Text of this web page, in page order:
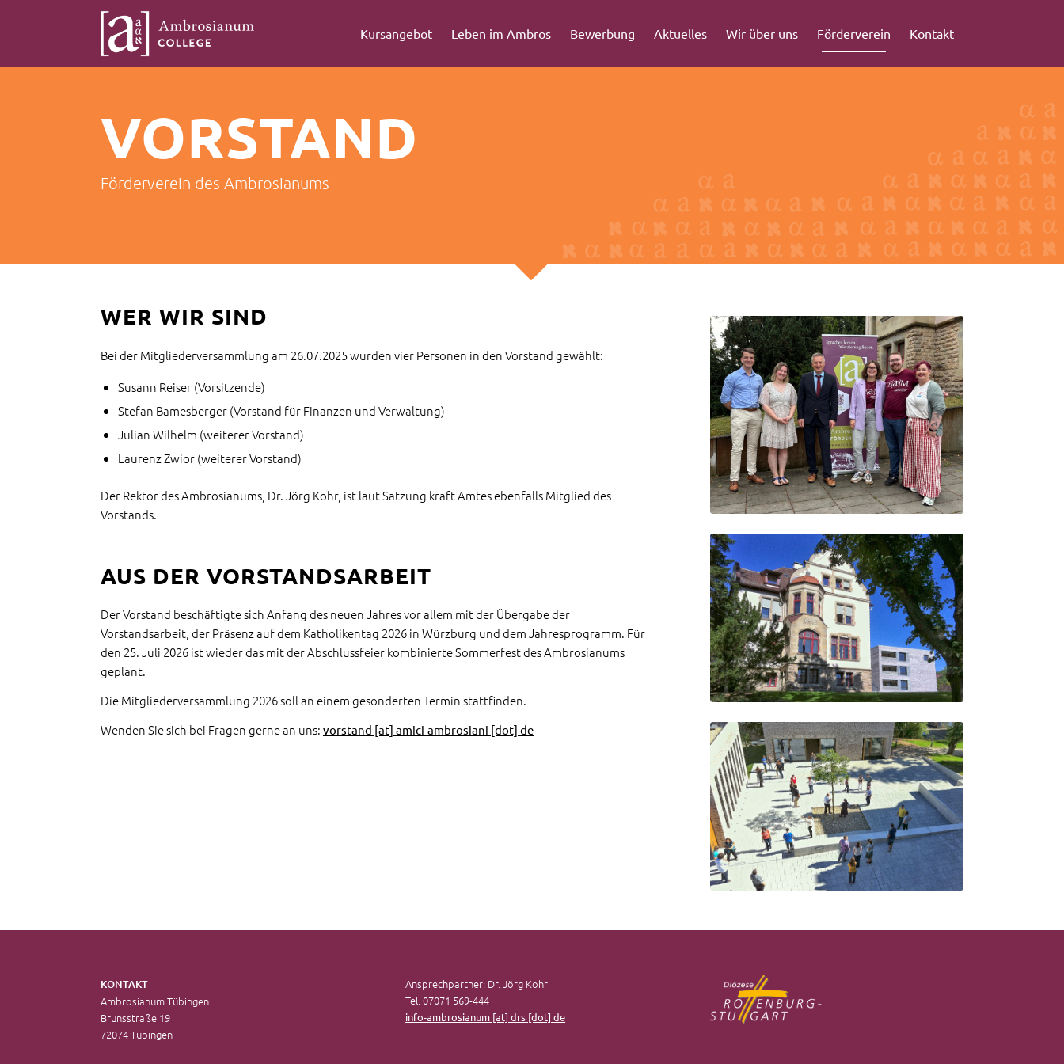
Kursangebot Leben im Ambros Bewerbung Aktuelles Wir über uns Förderverein Kontakt
VORSTAND
Förderverein des Ambrosianums
WER WIR SIND
Bei der Mitgliederversammlung am 26.07.2025 wurden vier Personen in den Vorstand gewählt:
Susann Reiser (Vorsitzende)
Stefan Bamesberger (Vorstand für Finanzen und Verwaltung)
Julian Wilhelm (weiterer Vorstand)
Laurenz Zwior (weiterer Vorstand)
Der Rektor des Ambrosianums, Dr. Jörg Kohr, ist laut Satzung kraft Amtes ebenfalls Mitglied des
Vorstands.
AUS DER VORSTANDSARBEIT
Der Vorstand beschäftigte sich Anfang des neuen Jahres vor allem mit der Übergabe der
Vorstandsarbeit, der Präsenz auf dem Katholikentag 2026 in Würzburg und dem Jahresprogramm. Für
den 25. Juli 2026 ist wieder das mit der Abschlussfeier kombinierte Sommerfest des Ambrosianums
geplant.
Die Mitgliederversammlung 2026 soll an einem gesonderten Termin stattfinden.
Wenden Sie sich bei Fragen gerne an uns: vorstand [at] amici-ambrosiani [dot] de
KONTAKT
Ambrosianum Tübingen
Brunsstraße 19
72074 Tübingen
Ansprechpartner: Dr. Jörg Kohr
Tel. 07071 569-444
info-ambrosianum [at] drs [dot] de